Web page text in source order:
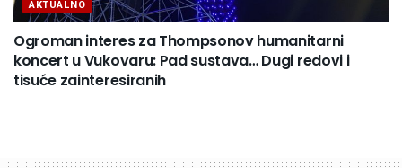
AKTUALNO
Ogroman interes za Thompsonov humanitarni
koncert u Vukovaru: Pad sustava… Dugi redovi i
tisuće zainteresiranih